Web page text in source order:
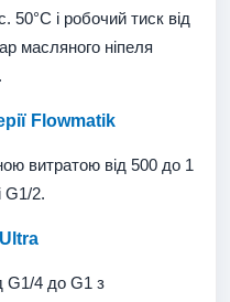
і робочий тиск від
масляного ніпеля
Flowmatik
витратою від 500 до 1
G1/2.
G1/4 до G1 з